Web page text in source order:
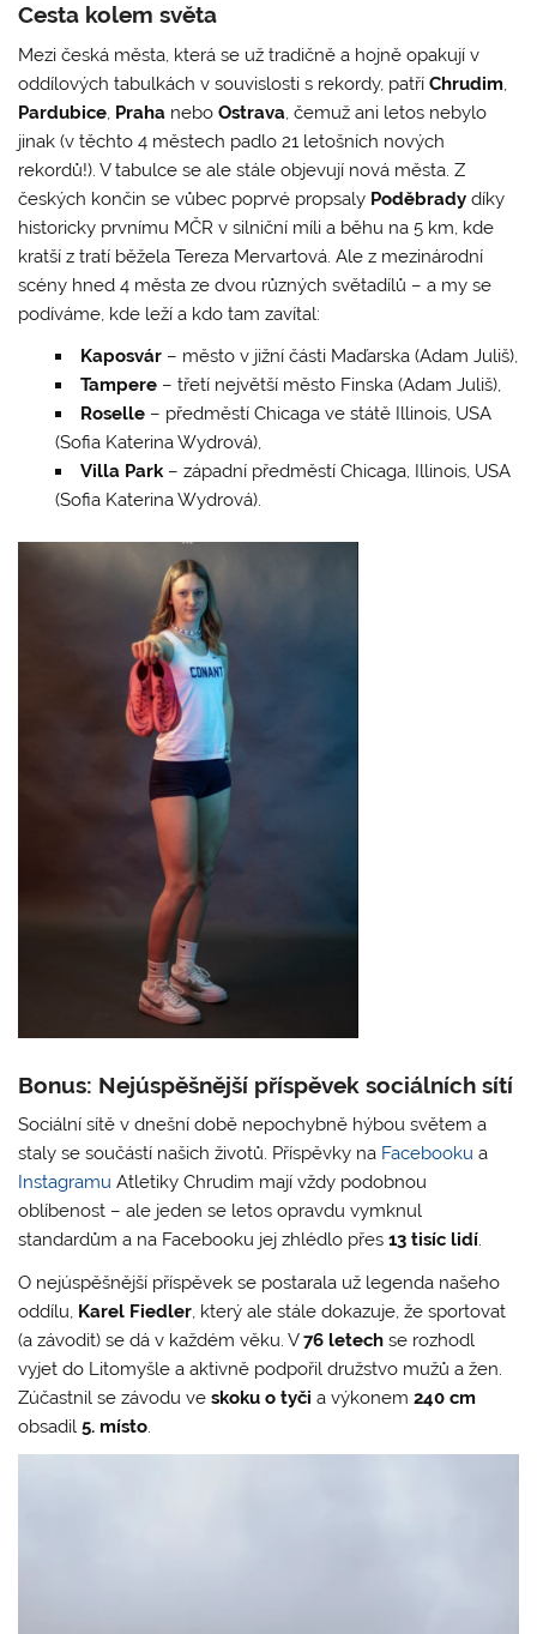
Cesta kolem světa
Mezi česká města, která se už tradičně a hojně opakují v
oddílových tabulkách v souvislosti s rekordy, patříChrudim,
Pardubice, Praha neboOstrava, čemuž ani letos nebylo
jinak (v těchto 4 městech padlo 21 letošních nových
rekordů!). V tabulce se ale stále objevují nová města. Z
českých končin se vůbec poprvé propsaly Poděbrady díky
historicky prvnímu MČR v silniční míli a běhu na 5 km, kde
kratší z tratí běžela Tereza Mervartová. Ale z mezinárodní
scény hned 4 města ze dvou různých světadílů – a my se
podíváme, kde leží a kdo tam zavítal:
Kaposvár– město v jižní části Maďarska (Adam Juliš),
Tampere– třetí největší město Finska (Adam Juliš),
Roselle– předměstí Chicaga ve státě Illinois, USA
(Sofia Katerina Wydrová),
Villa Park– západní předměstí Chicaga, Illinois, USA
(Sofia Katerina Wydrová).
Bonus: Nejúspěšnější příspěvek sociálních sítí
Sociální sítě v dnešní době nepochybně hýbou světem a
staly se součástí našich životů. Příspěvky na Facebooku a
Instagramu Atletiky Chrudim mají vždy podobnou
oblíbenost – ale jeden se letos opravdu vymknul
standardům a na Facebooku jej zhlédlo přes13 tisíc lidí.
O nejúspěšnější příspěvek se postarala už legenda našeho
oddílu, Karel Fiedler, který ale stále dokazuje, že sportovat
(a závodit) se dá v každém věku. V76 letech se rozhodl
vyjet do Litomyšle a aktivně podpořil družstvo mužů a žen.
Zúčastnil se závodu veskoku o tyči a výkonem240 cm
obsadil5. místo.